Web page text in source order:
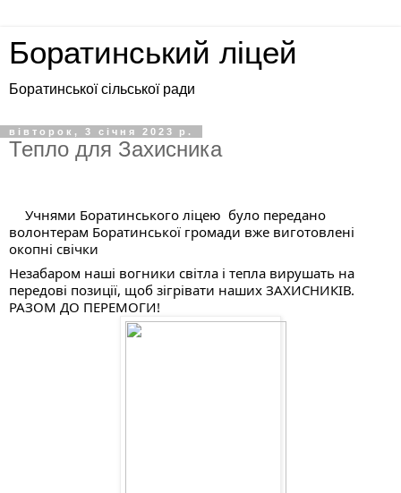
Боратинський ліцей
Боратинської сільської ради
вівторок, 3 січня 2023 р.
Тепло для Захисника
Учнями Боратинського ліцею було передано
волонтерам Боратинської громади вже виготовлені
окопні свічки
Незабаром наші вогники світла і тепла вирушать на
передові позиції, щоб зігрівати наших ЗАХИСНИКІВ.
РАЗОМ ДО ПЕРЕМОГИ!